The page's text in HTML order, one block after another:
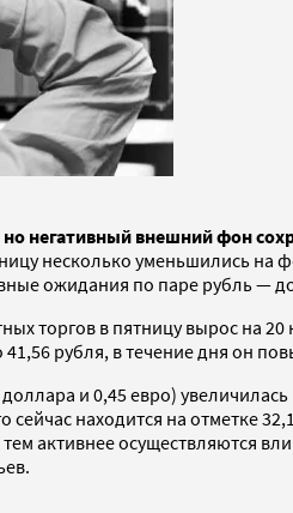
негативный внешний фон
несколько уменьшились
ожидания по паре рубль —
торгов в пятницу вырос на
рубля, в течение дня он
и 0,45 евро)
сейчас находится на отметке
активнее осуществляются